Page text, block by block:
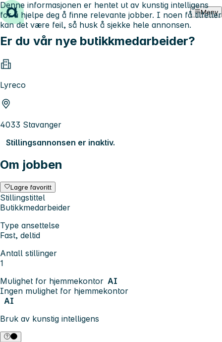
Hopp til innhold Meny
Er du vår nye butikkmedarbeider?
Lyreco
4033 Stavanger
Stillingsannonsen er inaktiv.
Om jobben
Lagre favoritt
Stillingstittel
Butikkmedarbeider
Type ansettelse
Fast, deltid
Antall stillinger
1
Mulighet for hjemmekontor AI
Ingen mulighet for hjemmekontor
AI
Bruk av kunstig intelligens
Denne informasjonen er hentet ut av kunstig intelligens
for å hjelpe deg å finne relevante jobber. I noen få tilfeller
kan det være feil, så husk å sjekke hele annonsen.